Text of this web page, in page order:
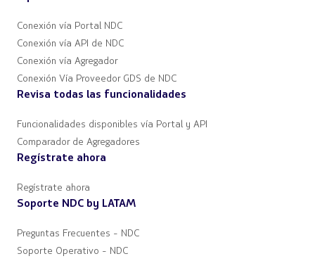
Conexión vía Portal NDC
Conexión vía API de NDC
Conexión vía Agregador
Conexión Vía Proveedor GDS de NDC
Revisa todas las funcionalidades
Funcionalidades disponibles vía Portal y API
Comparador de Agregadores
Regístrate ahora
Regístrate ahora
Soporte NDC by LATAM
Preguntas Frecuentes - NDC
Soporte Operativo - NDC